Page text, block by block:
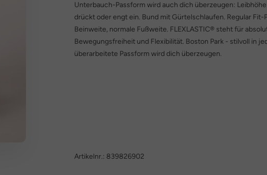
Unterbauch-Passform wird auch dich überzeugen:
drückt oder engt ein. Bund mit Gürtelschlaufen. Regular
Beinweite, normale Fußweite. FLEXLASTIC® steht für
Bewegungsfreiheit und Flexibilität. Boston Park - stilvoll in
überarbeitete Passform wird dich überzeugen.
Artikelnr.: 839826902